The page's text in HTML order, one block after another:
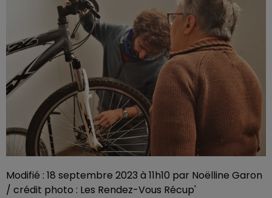
Modifié : 18 septembre 2023 à 11h10 par Noëlline Garon
/ crédit photo : Les Rendez-Vous Récup'